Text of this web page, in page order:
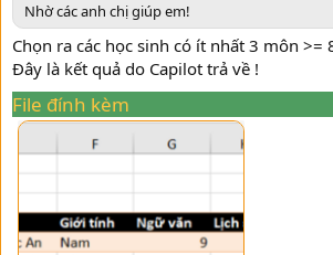
Nhờ các anh chị giúp em!
Chọn ra các học sinh có ít nhất 3 môn >=
Đây là kết quả do Capilot trả về !
File đính kèm